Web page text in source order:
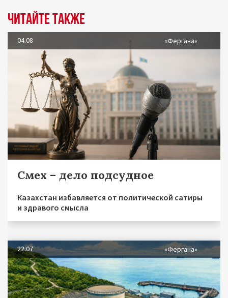
Читайте также
04.08 «Фергана»
Смех – дело подсудное
Казахстан избавляется от политической сатиры
и здравого смысла
22.07 «Фергана»